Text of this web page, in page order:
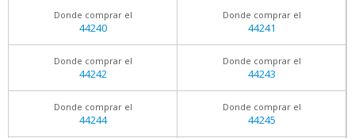
Donde comprar el
44240
Donde comprar el
44241
Donde comprar el
44242
Donde comprar el
44243
Donde comprar el
44244
Donde comprar el
44245